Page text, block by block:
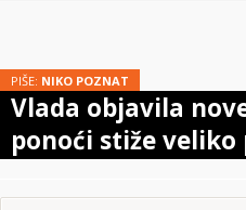
PIŠE: NIKO POZNAT
Vlada objavila
ponoći stiže